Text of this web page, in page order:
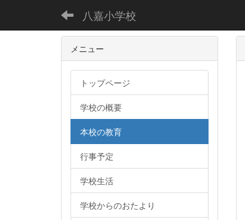
八嘉小学校
メニュー
トップページ
学校の概要
本校の教育
行事予定
学校生活
学校からのおたより